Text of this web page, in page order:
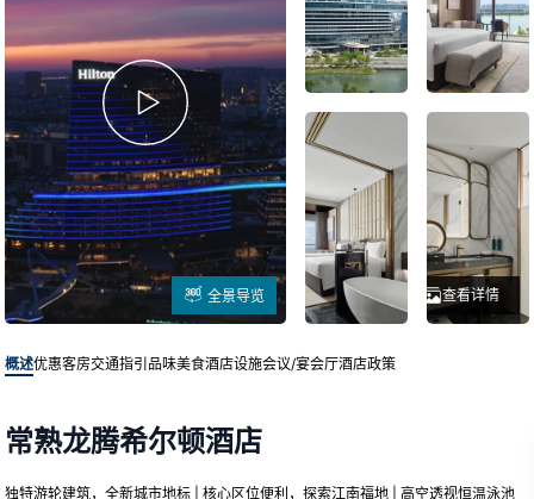
全景导览 查看详情
概述优惠客房交通指引 品味美食酒店设施会议/宴会厅酒店政策
常熟龙腾希尔顿酒店
独特游轮建筑，全新城市地标 | 核心区位便利，探索江南福地 | 高空透视恒温泳池